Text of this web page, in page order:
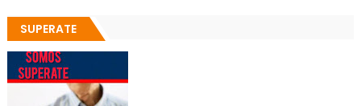
SUPERATE